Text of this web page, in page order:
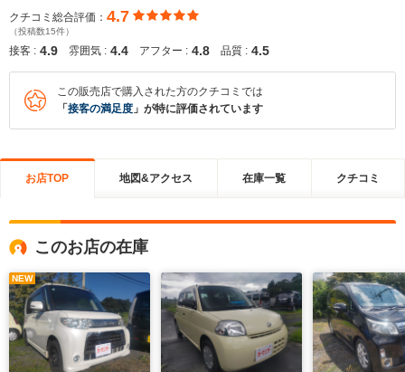
クチコミ総合評価： 4.7
（投稿数15件）
接客 : 4.9 雰囲気 : 4.4 アフター : 4.8 品質 : 4.5
この販売店で購入された方のクチコミでは
「 接客の満足度 」が特に評価されています
お店TOP 地図&アクセス 在庫一覧 クチコミ
このお店の在庫
NEW